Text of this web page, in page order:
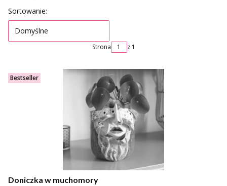
Lista produktów
Sortowanie:
Domyślne
Strona z 1
Bestseller
Doniczka w muchomory